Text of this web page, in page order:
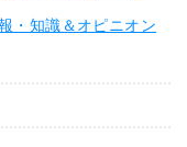
・知識＆オピニオン